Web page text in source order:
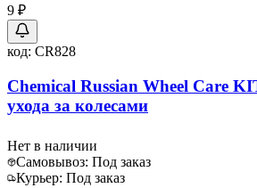
9 ₽
код: CR828
Chemical Russian Wheel Care
ухода за колесами
Нет в наличии
Самовывоз: Под заказ
Курьер: Под заказ